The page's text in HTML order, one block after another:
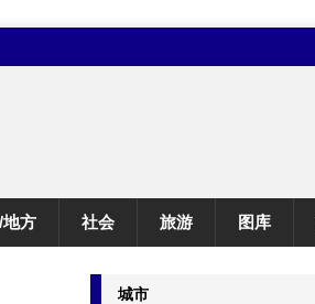
方 社会 旅游 图库
城市